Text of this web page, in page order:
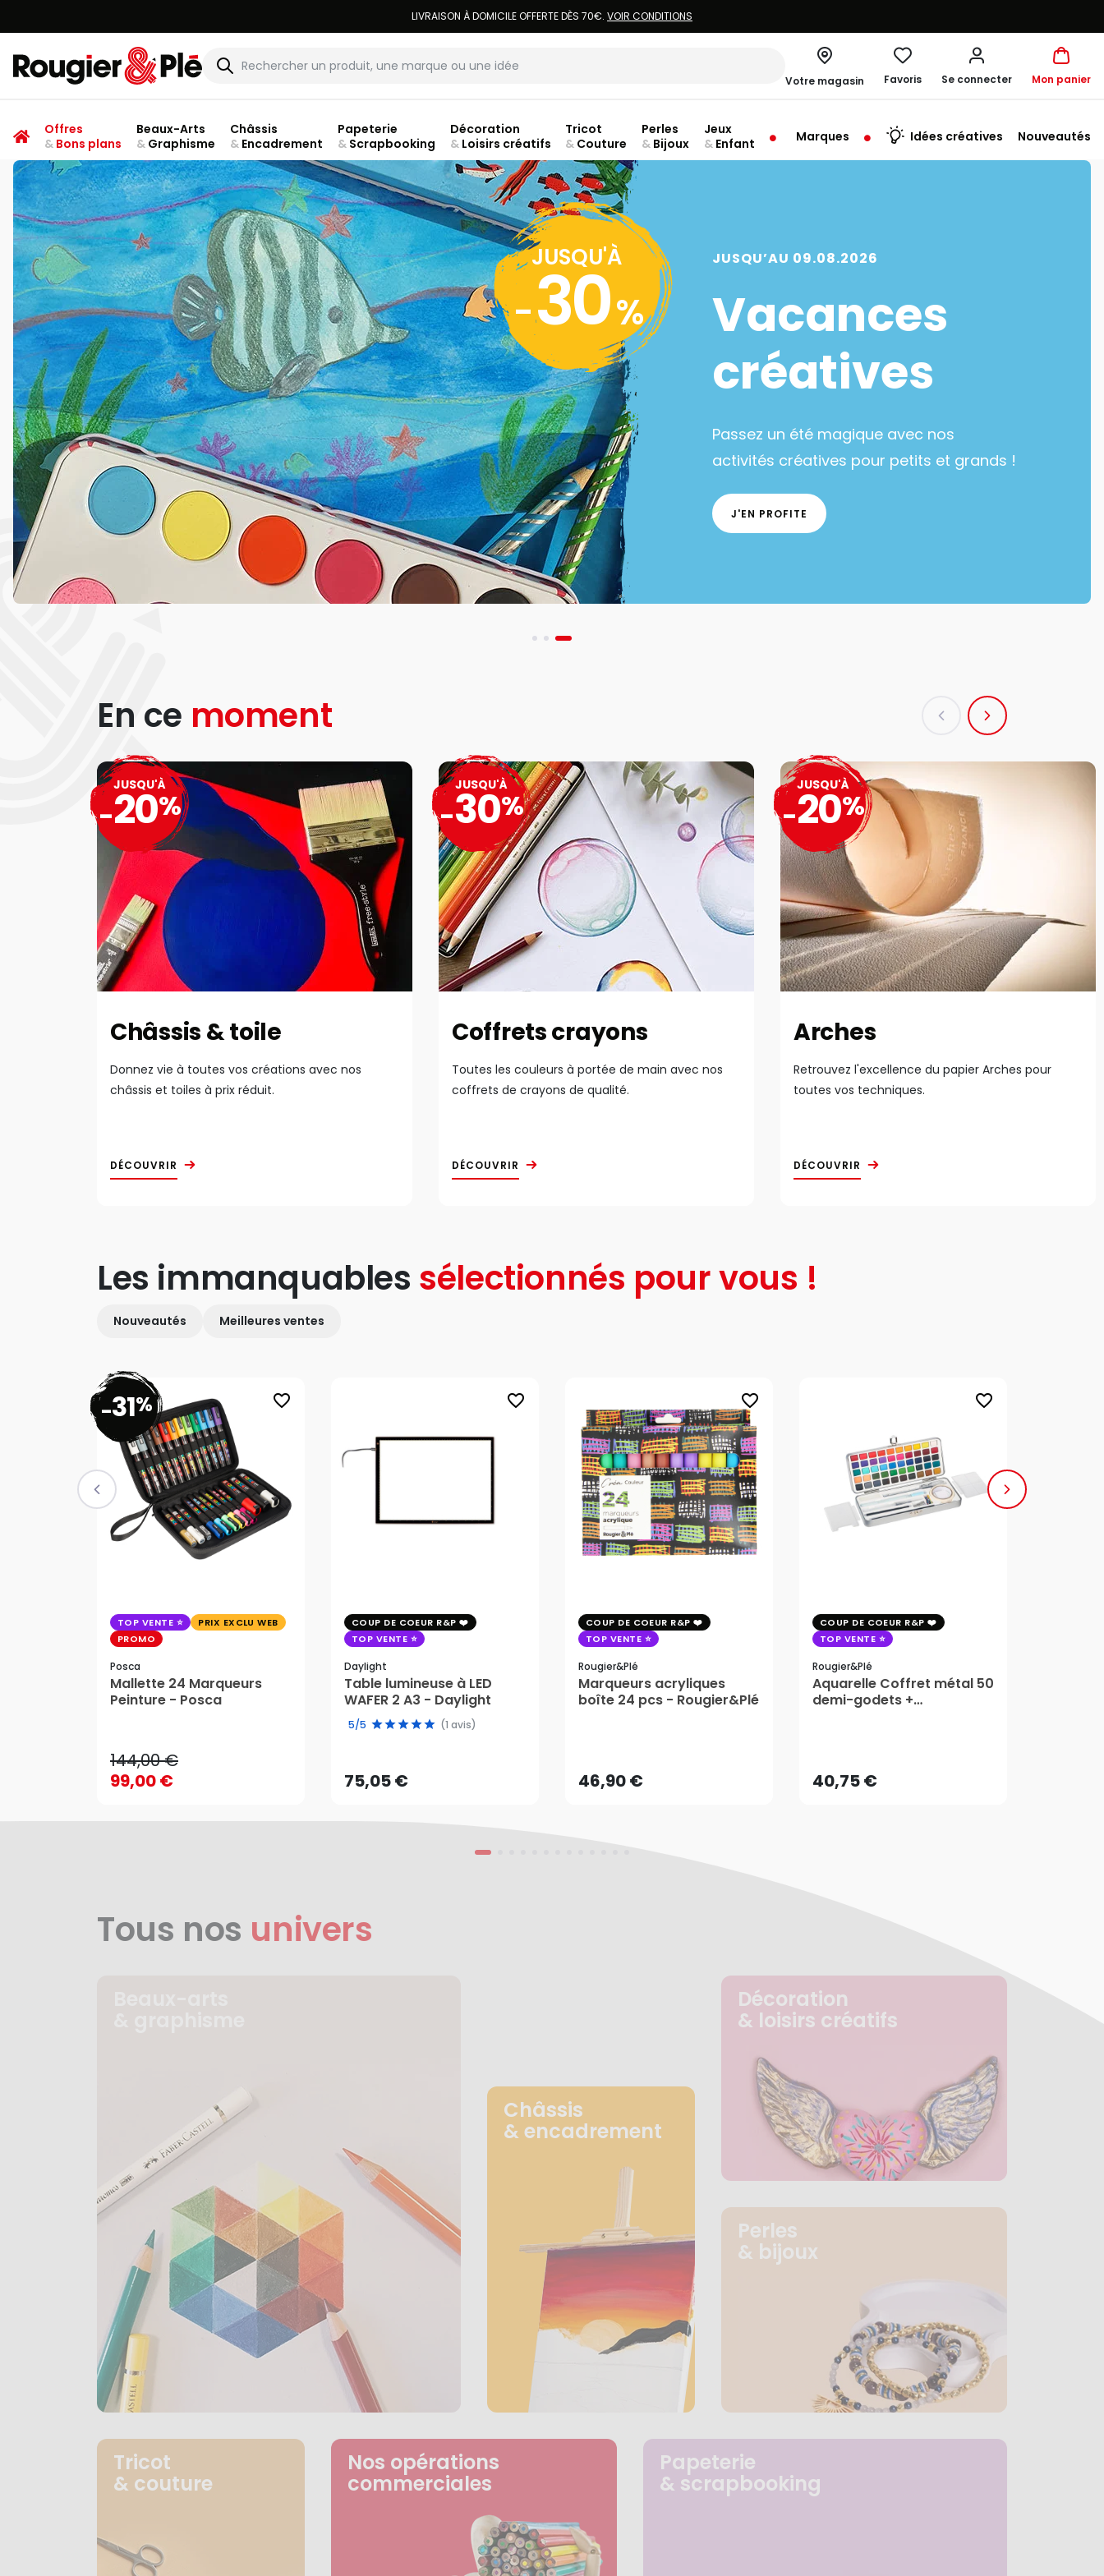
LIVRAISON À DOMICILE OFFERTE DÈS 70€. VOIR CONDITIONS
Rougier & Plé
Votre magasin
Ferme à 19:00
Favoris Se connecter Mon panier
Offres
&Bons plans
Beaux-Arts
&Graphisme
Châssis
&Encadrement
Papeterie
&Scrapbooking
Décoration
&Loisirs créatifs
Tricot
& Couture
Perles
& Bijoux
Jeux
& Enfant Marques Idées créatives Nouveautés
JUSQU'À
-30%
JUSQU’AU 09.08.2026
Vacances
créatives
Passez un été magique avec nos
activités créatives pour petits et grands !
J'EN PROFITE
En ce moment
Châssis & toile
Donnez vie à toutes vos créations avec nos
châssis et toiles à prix réduit.
DÉCOUVRIR
JUSQU'À
-20%
Coffrets crayons
Toutes les couleurs à portée de main avec nos
coffrets de crayons de qualité.
DÉCOUVRIR
JUSQU'À
-30%
Arches
Retrouvez l'excellence du papier Arches pour
toutes vos techniques.
DÉCOUVRIR
JUSQU'À
-20%
Les immanquables sélectionnés pour vous !
Nouveautés Meilleures ventes
favorite_border
-31%
TOP VENTE
PRIX EXCLU WEB
PROMO
Posca
Mallette 24 Marqueurs
Peinture - Posca
144,00 €
99,00 €
144,00 €
favorite_border
COUP DE COEUR R&P
TOP VENTE
Daylight
Table lumineuse à LED
WAFER 2 A3 - Daylight
5/5 (1 avis)
75,05 €
75,05 €
favorite_border
COUP DE COEUR R&P
TOP VENTE
Rougier&plé
Marqueurs acryliques
boîte 24 pcs - Rougier&Plé
46,90 €AJOUTER AU PANIER
favorite_border
COUP DE COEUR R&P
TOP VENTE
Rougier&plé
Aquarelle Coffret métal 50
demi-godets +
40,75 €AJOUTER AU PANIER
Tous nos univers
Châssis
& encadrement
Décoration
& loisirs créatifs
Perles
& bijoux
Tricot
& couture
Nos opérations
commerciales
Papeterie
& scrapbooking